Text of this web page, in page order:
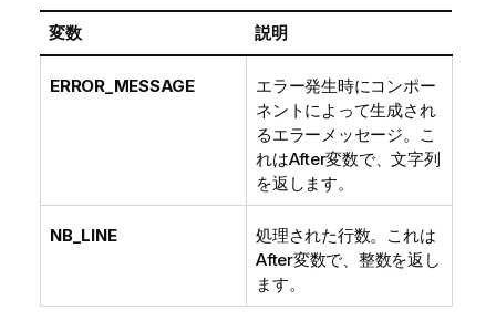
変数 説明
ERROR_MESSAGE
エラー発生時にコンポー
ネントによって生成され
るエラーメッセージ。こ
れはAfter変数で、文字列
を返します。
NB_LINE
処理された行数。これは
After変数で、整数を返し
ます。